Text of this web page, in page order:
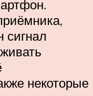
сигнал
некоторые